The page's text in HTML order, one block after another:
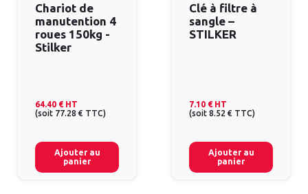
Chariot de
manutention 4
roues 150kg -
Stilker
64.40 € HT
(soit 77.28 € TTC)
Ajouter au
panier
Clé à filtre à
sangle –
STILKER
7.10 € HT
(soit 8.52 € TTC)
Ajouter au
panier